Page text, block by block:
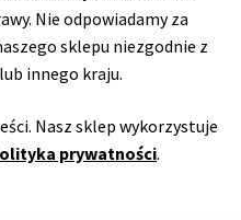
Nie odpowiadamy za
sklepu niezgodnie z
innego kraju.
Nasz sklep wykorzystuje
prywatności.